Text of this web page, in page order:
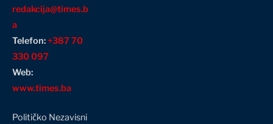
redakcija@times.b
a
Telefon:+387 70
330 097
Web:
www.times.ba
Političko Nezavisni